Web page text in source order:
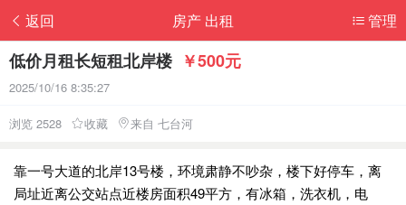
返回 管理
房产 出租
低价月租长短租北岸楼 ￥500元
2025/10/16 8:35:27
浏览 2528 收藏 来自 七台河
靠一号大道的北岸13号楼，环境肃静不吵杂，楼下好停车，离
局址近离公交站点近楼房面积49平方，有冰箱，洗衣机，电